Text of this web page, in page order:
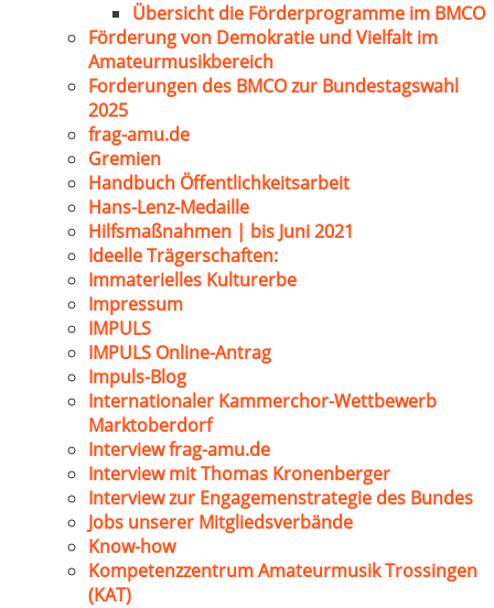
Übersicht die Förderprogramme im BMCO
Förderung von Demokratie und Vielfalt im
Amateurmusikbereich
Forderungen des BMCO zur Bundestagswahl
2025
frag-amu.de
Gremien
Handbuch Öffentlichkeitsarbeit
Hans-Lenz-Medaille
Hilfsmaßnahmen | bis Juni 2021
Ideelle Trägerschaften:
Immaterielles Kulturerbe
Impressum
IMPULS
IMPULS Online-Antrag
Impuls-Blog
Internationaler Kammerchor-Wettbewerb
Marktoberdorf
Interview frag-amu.de
Interview mit Thomas Kronenberger
Interview zur Engagemenstrategie des Bundes
Jobs unserer Mitgliedsverbände
Know-how
Kompetenzzentrum Amateurmusik Trossingen
(KAT)